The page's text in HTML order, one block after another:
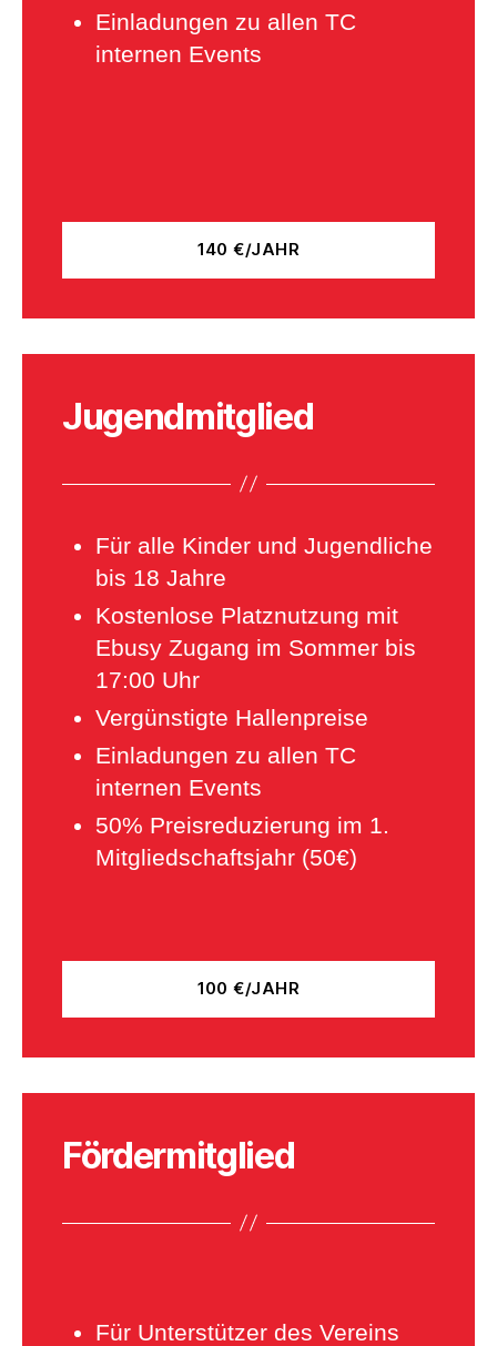
Einladungen zu allen TC
internen Events
140 €/JAHR
Jugendmitglied
Für alle Kinder und Jugendliche
bis 18 Jahre
Kostenlose Platznutzung mit
Ebusy Zugang im Sommer bis
17:00 Uhr
Vergünstigte Hallenpreise
Einladungen zu allen TC
internen Events
50% Preisreduzierung im 1.
Mitgliedschaftsjahr (50€)
100 €/JAHR
Fördermitglied
Für Unterstützer des Vereins